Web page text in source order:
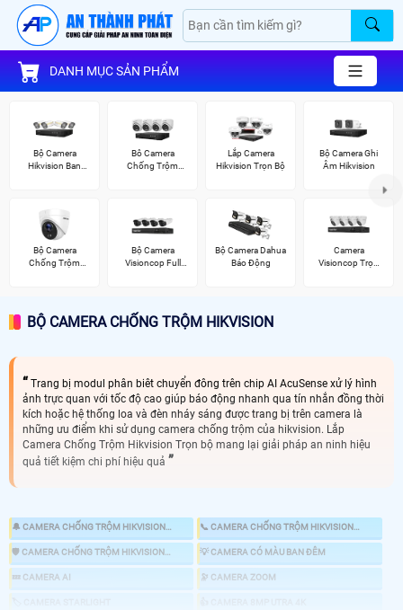
DANH MỤC SẢN PHẨM
Bộ Camera
Hikvision Ban
Bô Camera
Chống Trộm
Lắp Camera
Hikvision Trọn Bộ
Bộ Camera Ghi
Âm Hikvision
Bộ Camera
Chống Trộm
Bộ Camera
Visioncop Full
Bộ Camera Dahua
Báo Động
Camera
Visioncop Trọn
BỘ CAMERA CHỐNG TRỘM HIKVISION
Trang bị modul phân biêt chuyển đông trên chip AI AcuSense xử lý hình
ảnh trực quan với tốc độ cao giúp báo động nhanh qua tín nhắn đồng thời
kích hoặc hệ thống loa và đèn nháy sáng được trang bị trên camera là
những ưu điểm khi sử dụng camera chống trộm của hikvision. Lắp
Camera Chống Trộm Hikvision Trọn bộ mang lại giải pháp an ninh hiệu
quả tiết kiệm chi phí hiệu quả
🔔 CAMERA CHỐNG TRỘM HIKVISION
KBVISION
📞 CAMERA CHỐNG TRỘM HIKVISION
HIKVISION
🛡 CAMERA CHỐNG TRỘM HIKVISION
💡 CAMERA CÓ MÀU BAN ĐÊM
💤 CAMERA AI 🔭 CAMERA ZOOM